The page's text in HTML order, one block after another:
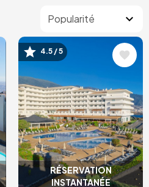
RÉSERVATION
INSTANTANÉE
Image
4.5 / 5